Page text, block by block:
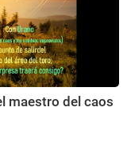
maestro del caos